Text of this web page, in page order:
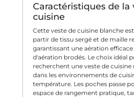
Caractéristiques de la
cuisine
Cette veste de cuisine blanche
partir de tissu sergé et de maille
garantissant une aération
d'aération brodés. Le choix idéal
recherchent une veste de
dans les environnements de
température. Les poches passe
espace de rangement pratique,